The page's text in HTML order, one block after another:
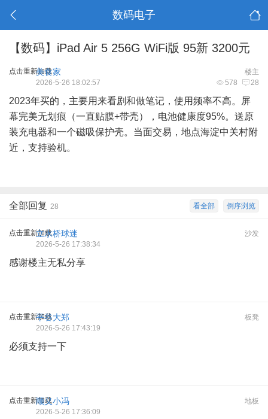
数码电子
【数码】iPad Air 5 256G WiFi版 95新 3200元
点击重新加载 楼主
美食家
578 28
2026-5-26 18:02:57
2023年买的，主要用来看剧和做笔记，使用频率不高。屏
幕完美无划痕（一直贴膜+带壳），电池健康度95%。送原
装充电器和一个磁吸保护壳。当面交易，地点海淀中关村附
近，支持验机。
倒序浏览
看全部
全部回复 28
点击重新加载 沙发
立水桥球迷
2026-5-26 17:38:34
感谢楼主无私分享
点击重新加载 板凳
平谷大郑
2026-5-26 17:43:19
必须支持一下
点击重新加载 地板
顺义小冯
2026-5-26 17:36:09